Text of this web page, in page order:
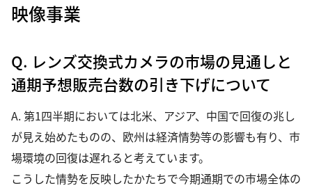
映像事業
Q. レンズ交換式カメラの市場の見通しと
通期予想販売台数の引き下げについて
A. 第1四半期においては北米、アジア、中国で回復の兆し
が見え始めたものの、欧州は経済情勢等の影響も有り、市
場環境の回復は遅れると考えています。
こうした情勢を反映したかたちで今期通期での市場全体の